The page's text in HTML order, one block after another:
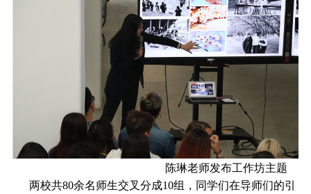
陈琳老师发布工作坊主题
两校共80余名师生交叉分成10组，同学们在导师们的引